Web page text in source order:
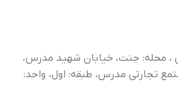
محله: جنت، خیابان شهید مدرس،
شهید مدرس 8 - مجتمع تجارتی مدرس، طبقه: اول، واحد: